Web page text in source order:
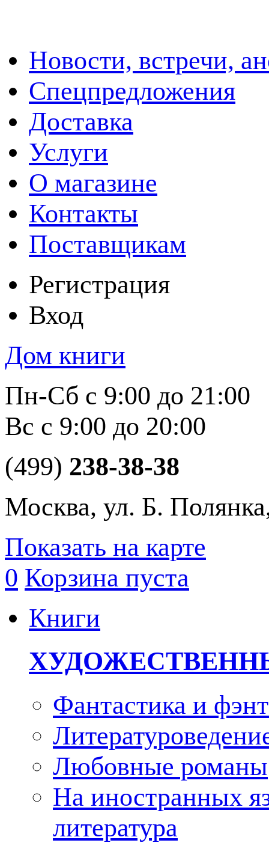
Новости, встречи,
Спецпредложения
Доставка
Услуги
О магазине
Контакты
Поставщикам
Регистрация
Вход
Дом книги
Пн-Сб с 9:00 до 21:00
Вс с 9:00 до 20:00
(499) 238-38-38
Москва, ул. Б.
Показать на карте
0 Корзина пуста
Книги
Фантастика и
Любовные романы
На иностранных
литература